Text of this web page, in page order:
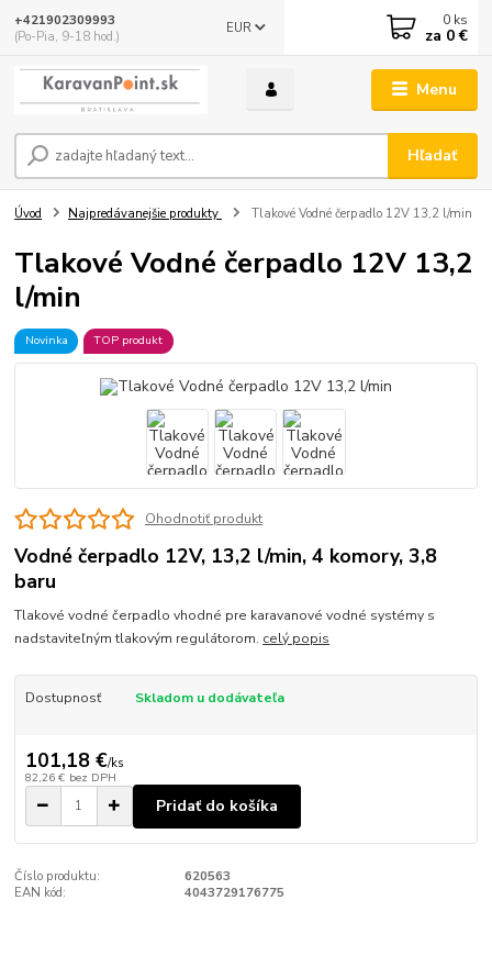
Menu
EUR
Hľadať
+421902309993
(Po-Pia, 9-18 hod.)
0 ks
za 0 €
Úvod Najpredávanejšie produkty Tlakové Vodné čerpadlo 12V 13,2 l/min
Tlakové Vodné čerpadlo 12V 13,2
l/min
Novinka TOP produkt
Ohodnotiť produkt
Vodné čerpadlo 12V, 13,2 l/min, 4 komory, 3,8
baru
Tlakové vodné čerpadlo vhodné pre karavanové vodné systémy s
nadstaviteľným tlakovým regulátorom. celý popis
Dostupnosť Skladom u dodávateľa
101,18 €/ks
82,26 € bez DPH
Pridať do košíka
Číslo produktu:
620563
EAN kód:
4043729176775